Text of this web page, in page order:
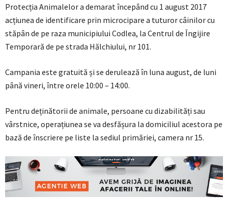
Protecția Animalelor a demarat începând cu 1 august 2017
acțiunea de identificare prin microcipare a tuturor câinilor cu
stăpân de pe raza municipiului Codlea, la Centrul de Îngijire
Temporară de pe strada Hălchiului, nr 101.
Campania este gratuită și se derulează în luna august, de luni
până vineri, între orele 10:00 – 14:00.
Pentru deținătorii de animale, persoane cu dizabilități sau
vârstnice, operațiunea se va desfășura la domiciliul acestora pe
bază de înscriere pe liste la sediul primăriei, camera nr 15.